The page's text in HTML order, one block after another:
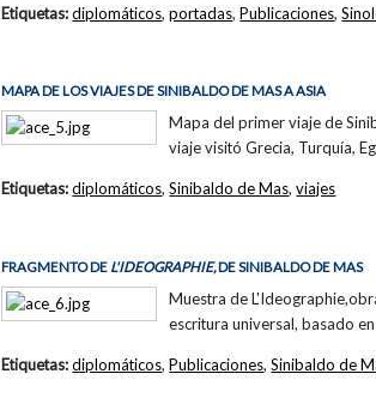
Etiquetas:diplomáticos,portadas,Publicaciones,
MAPA DE LOS VIAJES DE SINIBALDO DE MAS A ASIA
Mapa del primer viaje de
viaje visitó Grecia, Turquía,
Etiquetas:diplomáticos,Sinibaldo de Mas,viajes
FRAGMENTO DE L'IDEOGRAPHIE,DE SINIBALDO DE MAS
Muestra de
escritura universal, basado
Etiquetas:diplomáticos,Publicaciones,Sinibaldo de